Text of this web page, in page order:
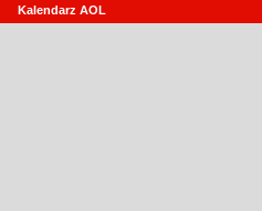
Kalendarz AOL